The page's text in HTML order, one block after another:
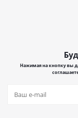
Нажимая на кнопку вы